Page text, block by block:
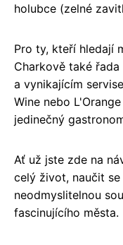
holubce (zelné
Pro ty, kteří hledají
Charkově také
a vynikajícím
Wine nebo
jedinečný
Ať už jste zde na
celý život, naučit
neodmyslitelnou
fascinujícího města.